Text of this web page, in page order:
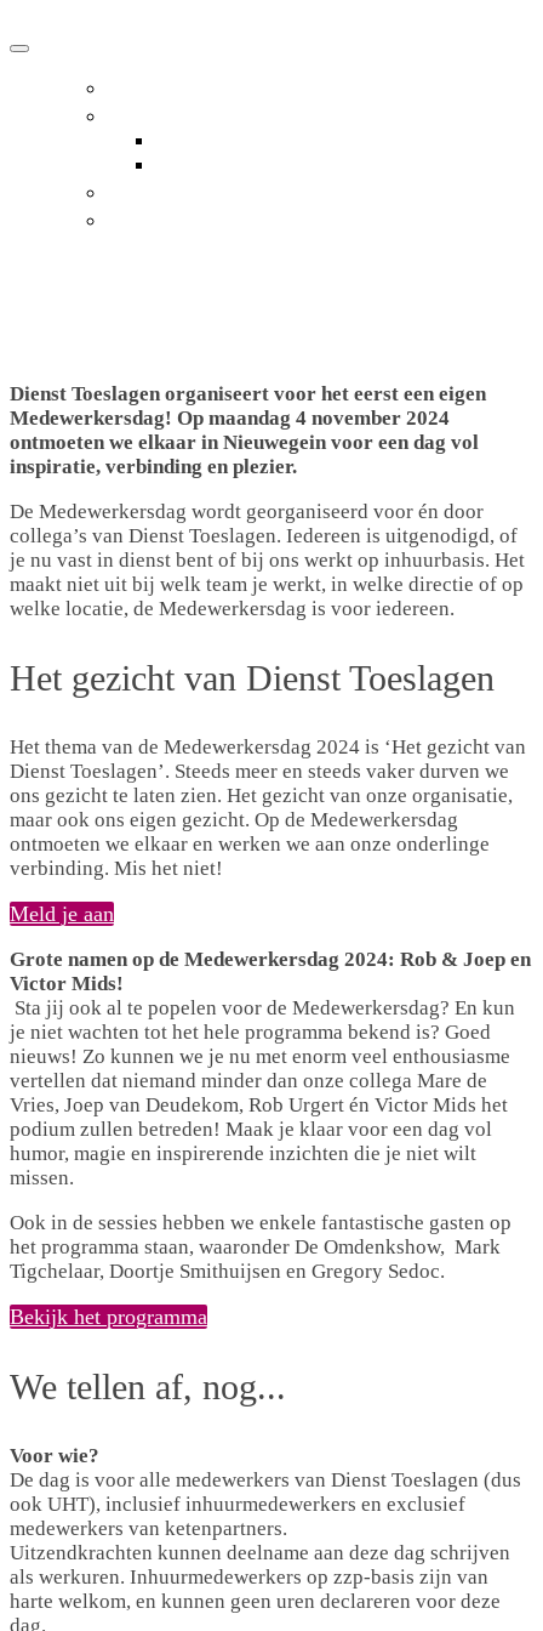
Dienst Toeslagen organiseert voor het eerst een eigen
Medewerkersdag! Op maandag 4 november 2024
ontmoeten we elkaar in Nieuwegein voor een dag vol
inspiratie, verbinding en plezier.
De Medewerkersdag wordt georganiseerd voor én door
collega’s van Dienst Toeslagen. Iedereen is uitgenodigd, of
je nu vast in dienst bent of bij ons werkt op inhuurbasis. Het
maakt niet uit bij welk team je werkt, in welke directie of op
welke locatie, de Medewerkersdag is voor iedereen.
Het gezicht van Dienst Toeslagen
Het thema van de Medewerkersdag 2024 is ‘Het gezicht van
Dienst Toeslagen’. Steeds meer en steeds vaker durven we
ons gezicht te laten zien. Het gezicht van onze organisatie,
maar ook ons eigen gezicht. Op de Medewerkersdag
ontmoeten we elkaar en werken we aan onze onderlinge
verbinding. Mis het niet!
Meld je aan
Grote namen op de Medewerkersdag 2024: Rob & Joep en
Victor Mids!
Sta jij ook al te popelen voor de Medewerkersdag? En kun
je niet wachten tot het hele programma bekend is? Goed
nieuws! Zo kunnen we je nu met enorm veel enthousiasme
vertellen dat niemand minder dan onze collega Mare de
Vries, Joep van Deudekom, Rob Urgert én Victor Mids het
podium zullen betreden! Maak je klaar voor een dag vol
humor, magie en inspirerende inzichten die je niet wilt
missen.
Ook in de sessies hebben we enkele fantastische gasten op
het programma staan, waaronder De Omdenkshow, Mark
Tigchelaar, Doortje Smithuijsen en Gregory Sedoc.
Bekijk het programma
We tellen af, nog...
Voor wie?
De dag is voor alle medewerkers van Dienst Toeslagen (dus
ook UHT), inclusief inhuurmedewerkers en exclusief
medewerkers van ketenpartners.
Uitzendkrachten kunnen deelname aan deze dag schrijven
als werkuren. Inhuurmedewerkers op zzp-basis zijn van
harte welkom, en kunnen geen uren declareren voor deze
dag.